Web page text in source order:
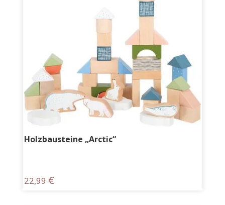
Holzbausteine „Arctic“
22,99 €